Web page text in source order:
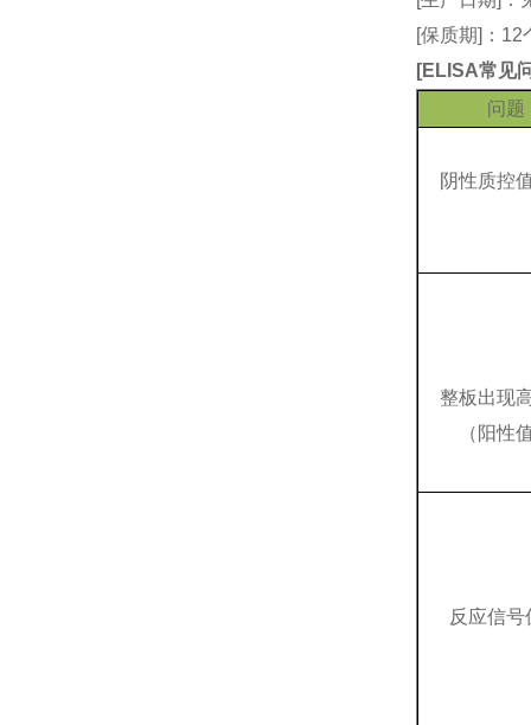
[保质期]：
[ELISA常见
问题
阴性质控
整板出现
（阳性
反应信号